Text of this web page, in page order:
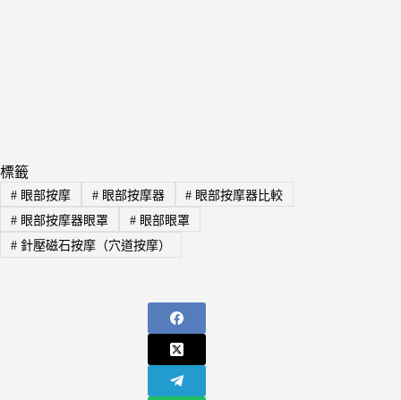
標籤
#眼部按摩 #眼部按摩器 # 眼部按摩器比較
#眼部按摩器眼罩 #眼部眼罩
#針壓磁石按摩（穴道按摩）